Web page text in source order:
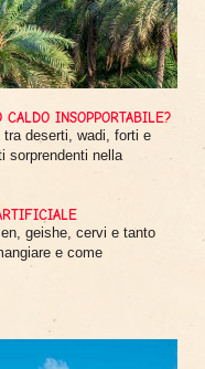
INSOPPORTABILE?
deserti, wadi, forti e
sorprendenti nella
geishe, cervi e tanto
e come